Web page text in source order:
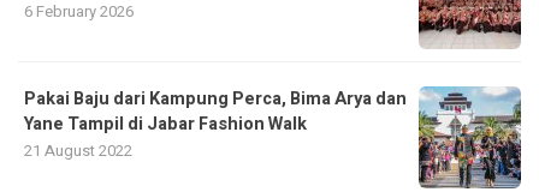
6 February 2026
Pakai Baju dari Kampung Perca, Bima Arya dan
Yane Tampil di Jabar Fashion Walk
21 August 2022